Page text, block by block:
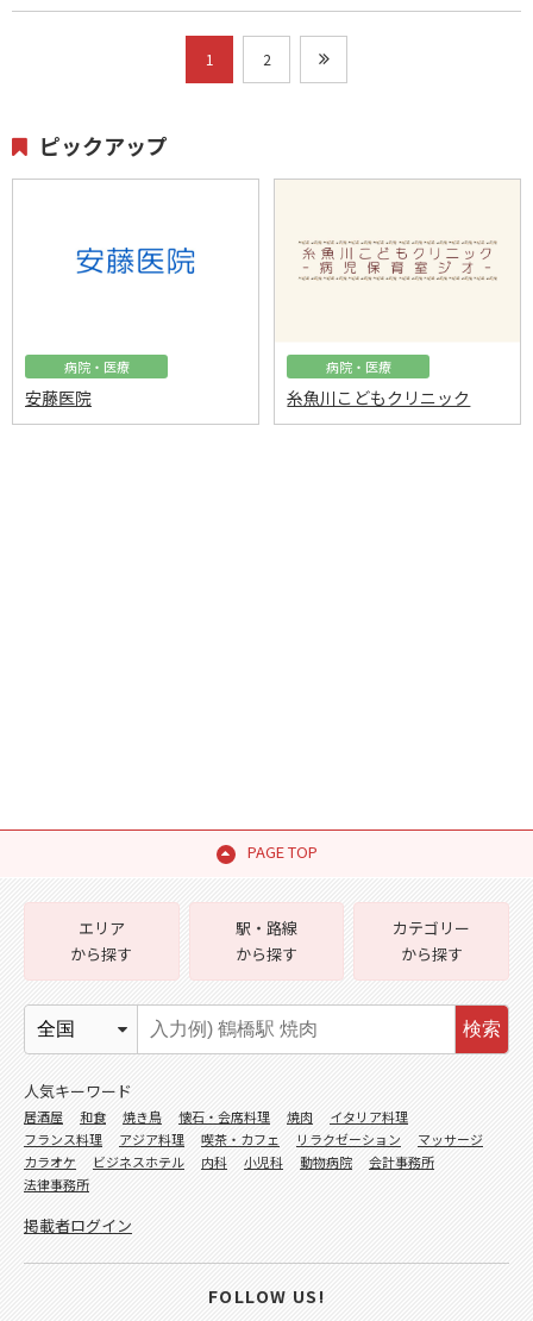
1 2
ピックアップ
病院・医療
安藤医院
病院・医療
糸魚川こどもクリニック
PAGE TOP
エリア
から探す
駅・路線
から探す
カテゴリー
から探す
検索
人気キーワード
居酒屋 和食 焼き鳥 懐石・会席料理 焼肉
イタリア料理
フランス料理
アジア料理 喫茶・カフェ リラクゼーション
マッサージ
カラオケ
ビジネスホテル 内科 小児科 動物病院
会計事務所
法律事務所
掲載者ログイン
FOLLOW US!